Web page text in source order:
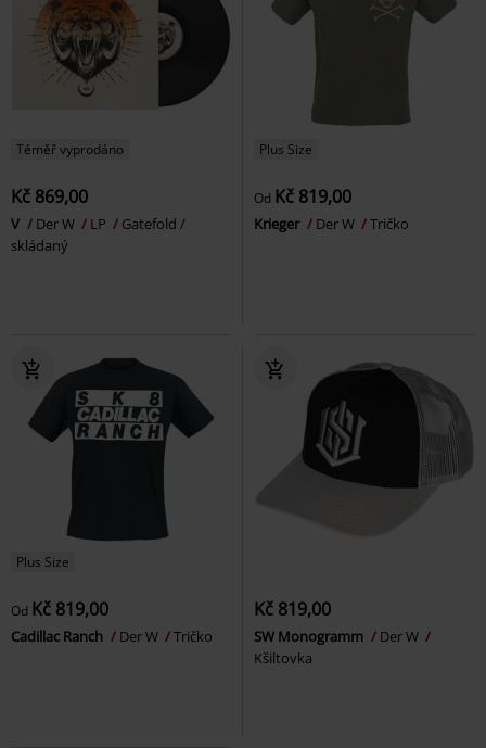
Téměř vyprodáno
Kč 869,00
V Der W LP
Gatefold /
skládaný
Plus Size
Od Kč 819,00
Krieger Der W Tričko
Plus Size
Od Kč 819,00
Cadillac Ranch Der W Tričko
Kč 819,00
SW Monogramm
Der W
Kšiltovka